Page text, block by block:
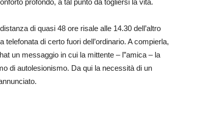
profondo, a tal punto da togliersi la vita.
di quasi 48 ore risale alle 14.30 dell’altro
di certo fuori dell’ordinario. A compierla,
un messaggio in cui la mittente – l”amica – la
di autolesionismo. Da qui la necessità di un